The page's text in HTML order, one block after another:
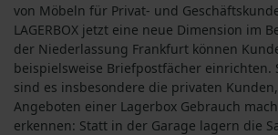
von Möbeln für Privat- und
LAGERBOX jetzt eine neue Dimension im
der Niederlassung Frankfurt können
beispielsweise Briefpostfächer einrichten.
sind es insbesondere die privaten
Angeboten einer Lagerbox Gebrauch
erkennen: Statt in der Garage lagern die